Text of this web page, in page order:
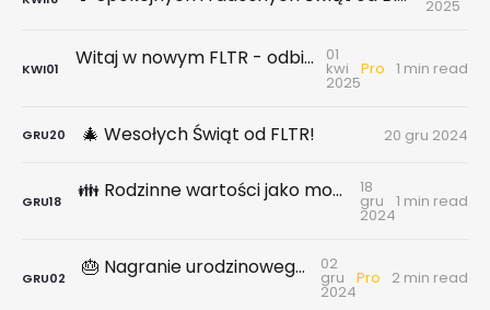
2025
KWI01 Witaj w nowym FLTR - odbierz dostęp do platformy BIG DATA 01
kwi
2025
Pro 1 min read
GRU20 🎄 Wesołych Świąt od FLTR! 20 gru 2024
GRU18 👪 Rodzinne wartości jako motor rozwoju. Wywiad z Rector Polska 18
gru
2024
1 min read
GRU02 🎂 Nagranie urodzinowego webinar 2024.XI.28 - rozwój FLTR, nasze projekty, konkurs z nagrodami 02
gru
2024
Pro 2 min read